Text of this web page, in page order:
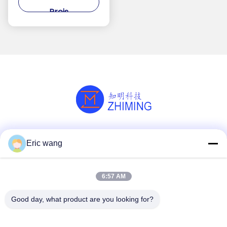
Preis
Telefon
Eric wang
6:57 AM
Good day, what product are you looking for?